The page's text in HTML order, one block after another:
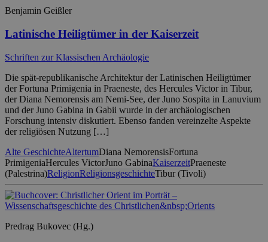
Benjamin Geißler
Latinische Heiligtümer in der Kaiserzeit
Schriften zur Klassischen Archäologie
Die spät-republikanische Architektur der Latinischen Heiligtümer
der Fortuna Primigenia in Praeneste, des Hercules Victor in Tibur,
der Diana Nemorensis am Nemi-See, der Juno Sospita in Lanuvium
und der Juno Gabina in Gabii wurde in der archäologischen
Forschung intensiv diskutiert. Ebenso fanden vereinzelte Aspekte
der religiösen Nutzung […]
Alte GeschichteAltertumDiana NemorensisFortuna
PrimigeniaHercules VictorJuno GabinaKaiserzeitPraeneste
(Palestrina)ReligionReligionsgeschichteTibur (Tivoli)
Predrag Bukovec (Hg.)